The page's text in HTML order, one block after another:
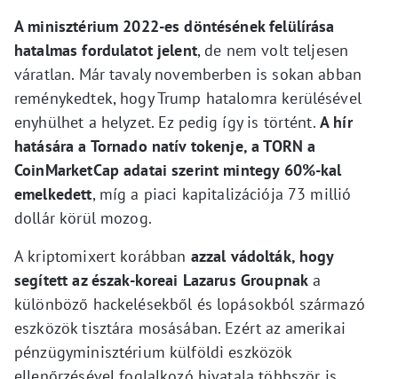
A minisztérium 2022-es döntésének felülírása
hatalmas fordulatot jelent, de nem volt teljesen
váratlan. Már tavaly novemberben is sokan abban
reménykedtek, hogy Trump hatalomra kerülésével
enyhülhet a helyzet. Ez pedig így is történt. A hír
hatására a Tornado natív tokenje, a TORN a
CoinMarketCap adatai szerint mintegy 60%-kal
emelkedett, míg a piaci kapitalizációja 73 millió
dollár körül mozog.
A kriptomixert korábban azzal vádolták, hogy
segített az észak-koreai Lazarus Groupnak a
különböző hackelésekből és lopásokból származó
eszközök tisztára mosásában. Ezért az amerikai
pénzügyminisztérium külföldi eszközök